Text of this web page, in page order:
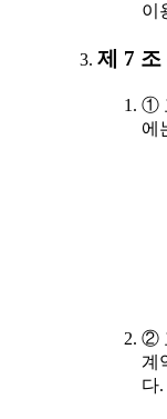
이
제 7
①
에
②
계
다.